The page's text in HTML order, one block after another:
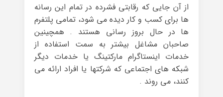
از آن جایی که رقابتی فشرده در تمام این رسانه
ها برای کسب و کار دیده می شود، تمامی پلتفرم
ها در حال بروز رسانی هستند . همچینین
صاحبان مشاغل بیشتر به سمت استفاده از
خدمات اینستاگرام مارکتینگ یا خدمات دیگر
شبکه های اجتماعی که شرکتها یا افراد ارائه می
کنند، می روند .